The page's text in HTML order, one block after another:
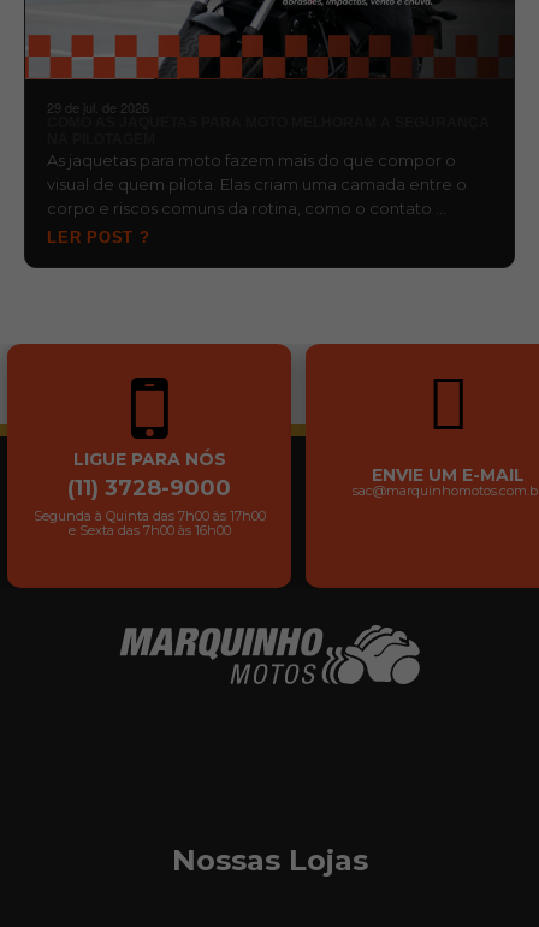
29 de jul. de 2026
As jaquetas para moto fazem mais do que compor o
visual de quem pilota. Elas criam uma camada entre o
corpo e riscos comuns da rotina, como o contato …
LER POST ?
LIGUE PARA NÓS
(11) 3728-9000
Segunda à Quinta das 7h00 às 17h00
e Sexta das 7h00 às 16h00
ENVIE UM E-MAIL
Nossas Lojas